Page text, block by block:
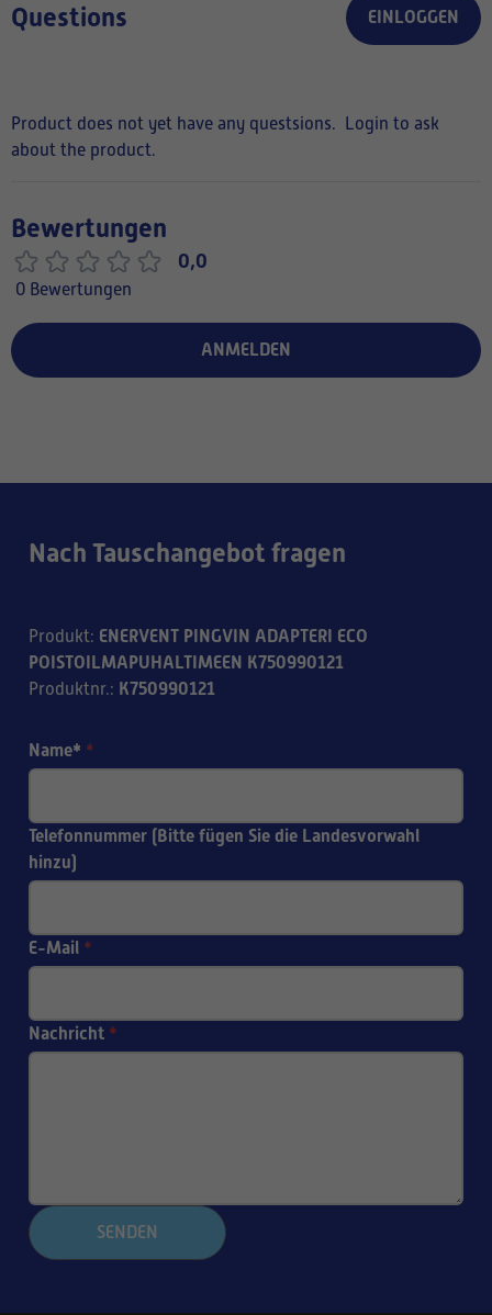
Questions EINLOGGEN
Product does not yet have any questsions.
Login to ask
about the product.
Bewertungen
0,0
0 Bewertungen
ANMELDEN
Nach Tauschangebot fragen
Produkt: ENERVENT PINGVIN ADAPTERI ECO
POISTOILMAPUHALTIMEEN K750990121
Produktnr.: K750990121
Name* *
Telefonnummer (Bitte fügen Sie die Landesvorwahl
hinzu)
E-Mail *
Nachricht *
SENDEN